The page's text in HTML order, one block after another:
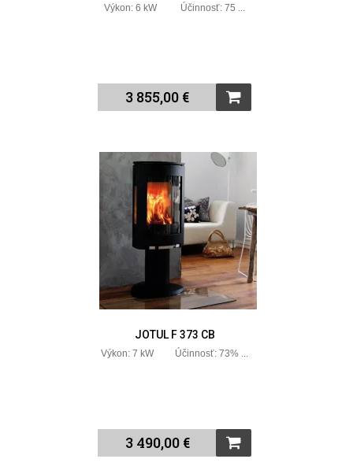
Výkon: 6 kW Účinnosť: 75 ...
3 855,00 €
JOTUL F 373 CB
Výkon: 7 kW Účinnosť: 73% ...
3 490,00 €